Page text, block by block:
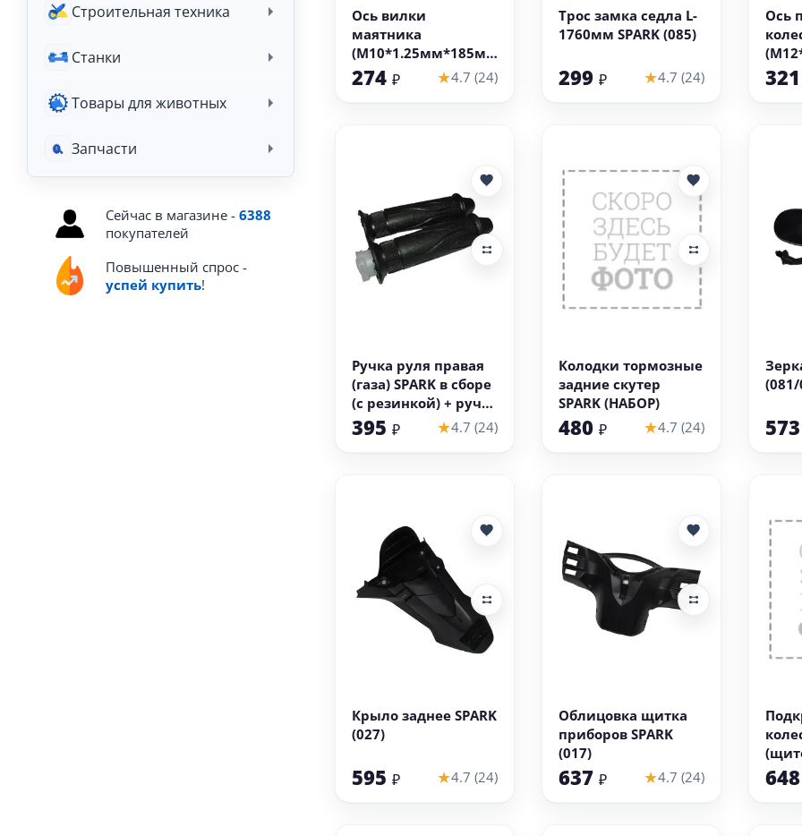
Строительная техника
Станки
Товары для животных
Запчасти
Сейчас в магазине - 6388
покупателей
Повышенный спрос -
успей купить!
Ось вилки
маятника
(М10*1.25мм*185мм
) SPARK (074)
274 ₽ ★4.7 (24)
Трос замка седла L-
1760мм SPARK (085)
299 ₽ ★4.7 (24)
Ось
)
Ручка руля правая
(газа) SPARK в сборе
(с резинкой) + ручка
левая (резиновая)
(090/091)
395 ₽ ★4.7 (24)
Колодки тормозные
задние скутер
SPARK (НАБОР)
480 ₽ ★4.7 (24)
Крыло заднее SPARK
(027)
595 ₽ ★4.7 (24)
Облицовка щитка
приборов SPARK
(017)
637 ₽ ★4.7 (24)